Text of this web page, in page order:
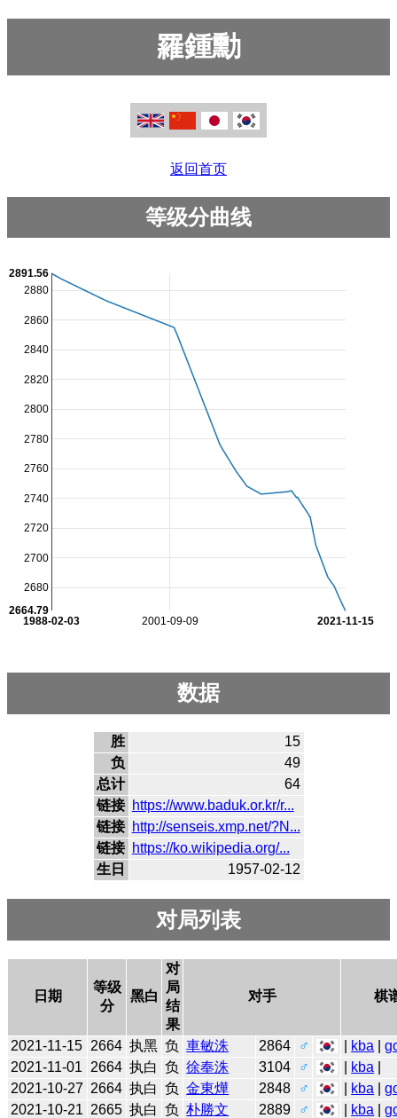
羅鍾勳
返回首页
等级分曲线
2001-09-09
1988-02-03 2021-11-15
2680
2700
2720
2740
2760
2780
2800
2820
2840
2860
2880
2664.79
2891.56
数据
胜
15
负
49
总计
64
链接 https://www.baduk.or.kr/r...
链接 http://senseis.xmp.net/?N...
链接 https://ko.wikipedia.org/...
生日
1957-02-12
对局列表
日期
等级
分
黑白
对
局
结
果
对手 棋
2021-11-15 2664 执黑 负 車敏洙 2864 ♂ kba |
2021-11-01
2664 执白 负 徐奉洙 3104 ♂ kba
2021-10-27 2664 执白 负 金東燁 2848 ♂ kba |
2021-10-21 2665 执白 负 朴勝文 2889 ♂ kba |